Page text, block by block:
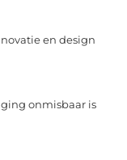
en design
onmisbaar is